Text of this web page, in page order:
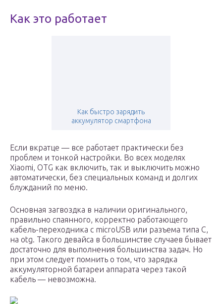
Как это работает
Как быстро зарядить
аккумулятор смартфона
Если вкратце — все работает практически без
проблем и тонкой настройки. Во всех моделях
Xiaomi, OTG как включить, так и выключить можно
автоматически, без специальных команд и долгих
блужданий по меню.
Основная загвоздка в наличии оригинального,
правильно спаянного, корректно работающего
кабель-переходника с microUSB или разъема типа С,
на otg. Такого девайса в большинстве случаев бывает
достаточно для выполнения большинства задач. Но
при этом следует помнить о том, что зарядка
аккумуляторной батареи аппарата через такой
кабель — невозможна.